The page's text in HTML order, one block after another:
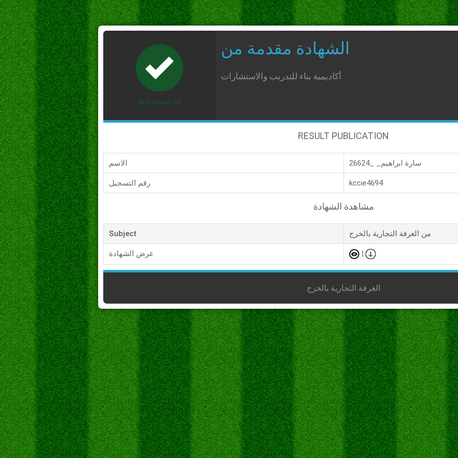
الشهادة مقدمة من
أكاديمية بناء للتدريب والاستشارات
RESULT PUBLICATION
الاسم سارة ابراهيم_ _26624
رقم التسجيل kccie4694
مشاهدة الشهادة
Subject من الغرفة التجارية بالخرج
عرض الشهادة |
الغرفة التجارية بالخرج